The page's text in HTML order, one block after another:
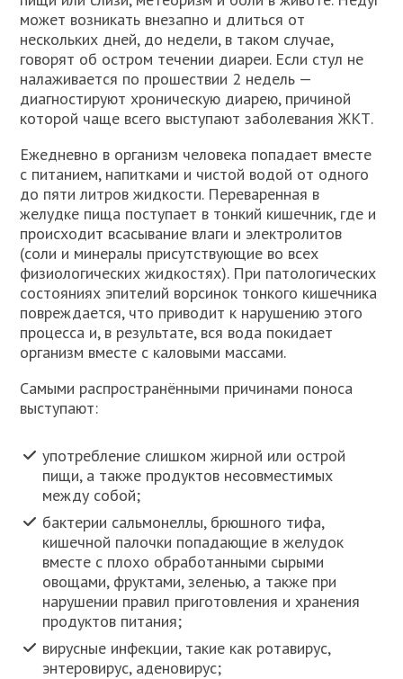
может возникать внезапно и длиться от
нескольких дней, до недели, в таком случае,
говорят об остром течении диареи. Если стул не
налаживается по прошествии 2 недель —
диагностируют хроническую диарею, причиной
которой чаще всего выступают заболевания ЖКТ.
Ежедневно в организм человека попадает вместе
с питанием, напитками и чистой водой от одного
до пяти литров жидкости. Переваренная в
желудке пища поступает в тонкий кишечник, где и
происходит всасывание влаги и электролитов
(соли и минералы присутствующие во всех
физиологических жидкостях). При патологических
состояниях эпителий ворсинок тонкого кишечника
повреждается, что приводит к нарушению этого
процесса и, в результате, вся вода покидает
организм вместе с каловыми массами.
Самыми распространёнными причинами поноса
выступают:
употребление слишком жирной или острой
пищи, а также продуктов несовместимых
между собой;
бактерии сальмонеллы, брюшного тифа,
кишечной палочки попадающие в желудок
вместе с плохо обработанными сырыми
овощами, фруктами, зеленью, а также при
нарушении правил приготовления и хранения
продуктов питания;
вирусные инфекции, такие как ротавирус,
энтеровирус, аденовирус;